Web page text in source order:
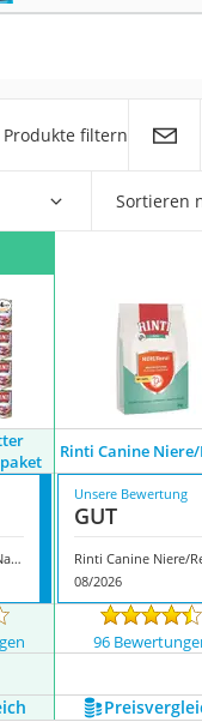
Produkte filtern
Sortieren
Rinti Canine Niere/
Rinti Hundefutter Nassfutter Mischpaket
Unsere Bewertung
GUT
08/2026
96